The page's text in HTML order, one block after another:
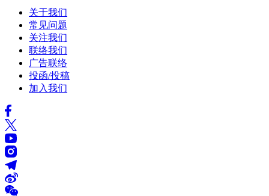
关于我们
常见问题
关注我们
联络我们
广告联络
投函/投稿
加入我们